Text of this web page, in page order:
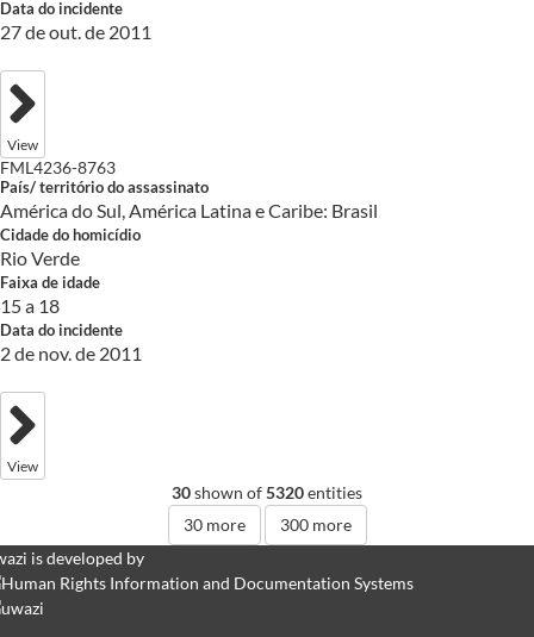
Data do incidente
27 de out. de 2011
View
FML4236-8763
País/ território do assassinato
América do Sul, América Latina e Caribe: Brasil
Cidade do homicídio
Rio Verde
Faixa de idade
15 a 18
Data do incidente
2 de nov. de 2011
View
30shown of5320entities
30 more 300 more
is developed by